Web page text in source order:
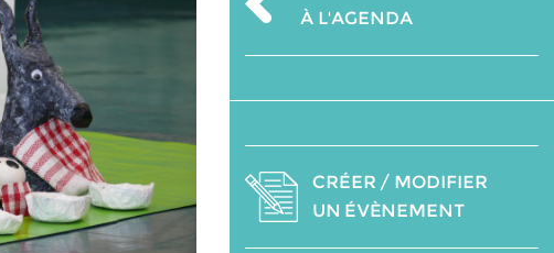
À L'AGENDA
CRÉER / MODIFIER
UN ÉVÈNEMENT